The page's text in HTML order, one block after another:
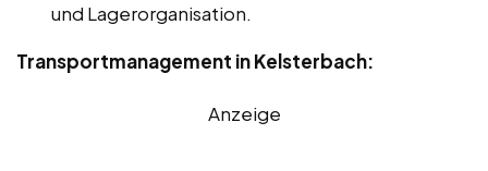
und Lagerorganisation.
Transportmanagement in Kelsterbach:
Anzeige